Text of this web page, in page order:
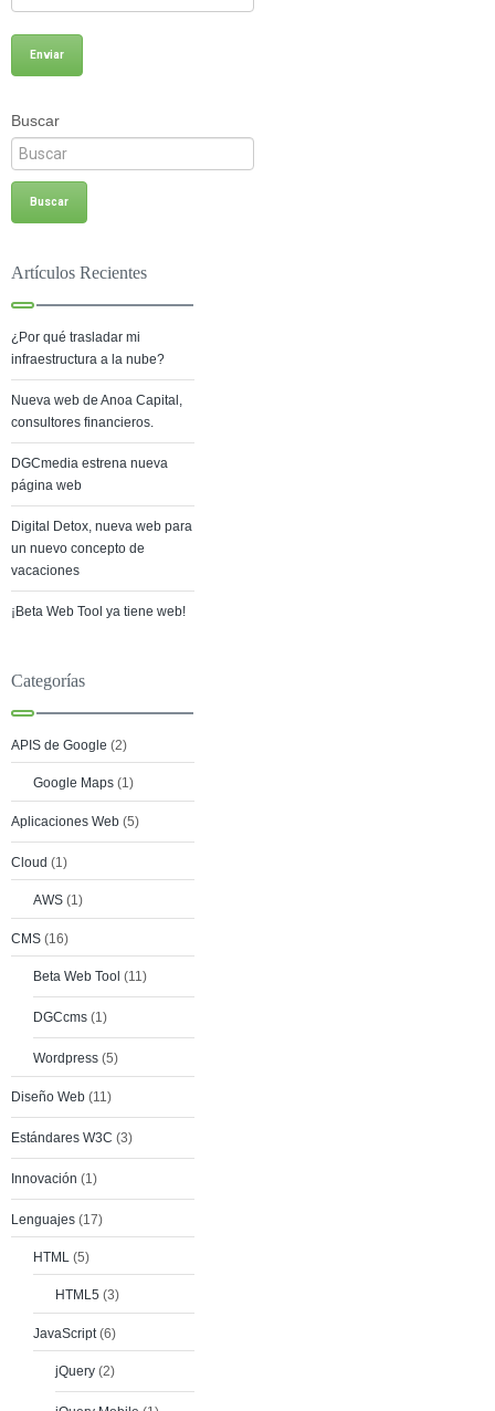
Buscar
Artículos Recientes
¿Por qué trasladar mi
infraestructura a la nube?
Nueva web de Anoa Capital,
consultores financieros.
DGCmedia estrena nueva
página web
Digital Detox, nueva web para
un nuevo concepto de
vacaciones
¡Beta Web Tool ya tiene web!
Categorías
APIS de Google (2)
Google Maps (1)
Aplicaciones Web (5)
Cloud (1)
AWS (1)
CMS (16)
Beta Web Tool (11)
DGCcms (1)
Wordpress (5)
Diseño Web (11)
Estándares W3C (3)
Innovación (1)
Lenguajes (17)
HTML (5)
HTML5 (3)
JavaScript(6)
jQuery (2)